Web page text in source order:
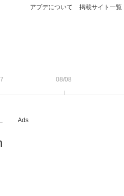
アプデについて 掲載サイト一覧
08/08
Ads